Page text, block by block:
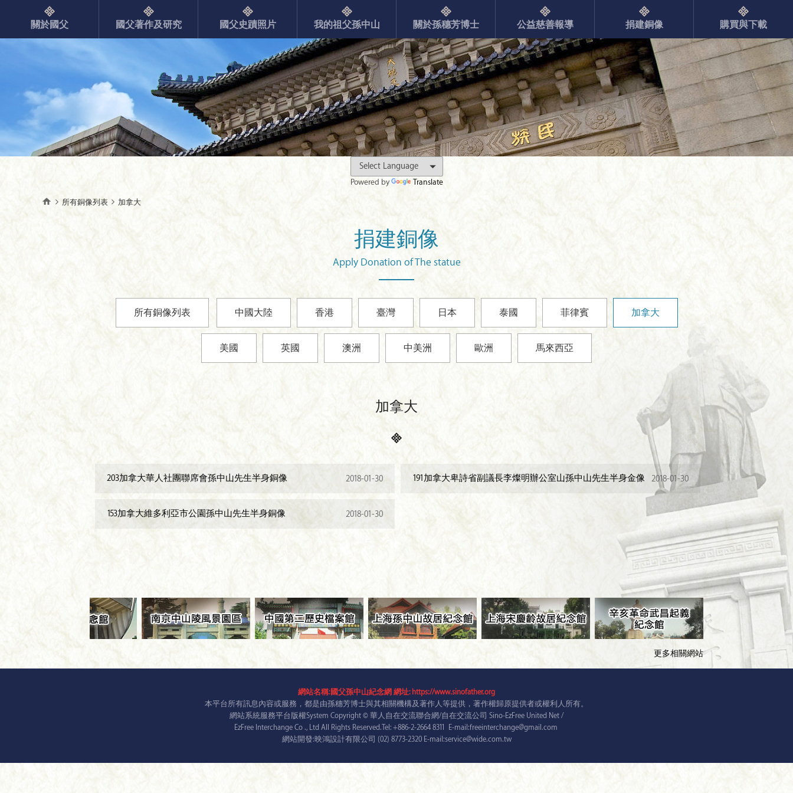
關於國父 國父著作及研究 國父史蹟照片 我的祖父孫中山 關於孫穗芳博士 公益慈善報導 捐建銅像 購買與下載
Powered by Translate
所有銅像列表 加拿大
捐建銅像
Apply Donation of The statue
所有銅像列表 中國大陸 香港 臺灣 日本 泰國 菲律賓 加拿大
美國 英國 澳洲 中美洲 歐洲 馬來西亞
加拿大
2018-01-30
203加拿大華人社團聯席會孫中山先生半身銅像 2018-01-30
191加拿大卑詩省副議長李燦明辦公室山孫中山先生半身金像
2018-01-30
153加拿大維多利亞市公園孫中山先生半身銅像
更多相關網站
網站名稱:國父孫中山紀念網 網址: https://www.sinofather.org
本平台所有訊息內容或服務，都是由孫穗芳博士與其相關機構及著作人等提供，著作權歸原提供者或權利人所有。
網站系統服務平台版權System Copyright © 華人自在交流聯合網/自在交流公司 Sino-EzFree United Net /
EzFree Interchange Co ., Ltd All Rights Reserved.Tel: +886-2-2664 8311 E-mail:freeinterchange@gmail.com
網站開發:映鴻設計有限公司 (02) 8773-2320 E-mail:service@wide.com.tw